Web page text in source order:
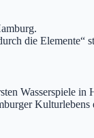
die Elemente“
Wasserspiele in